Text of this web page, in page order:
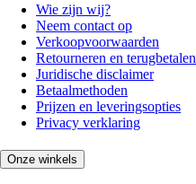
Wie zijn wij?
Neem contact op
Verkoopvoorwaarden
Retourneren en terugbetalen
Juridische disclaimer
Betaalmethoden
Prijzen en leveringsopties
Privacy verklaring
Onze winkels